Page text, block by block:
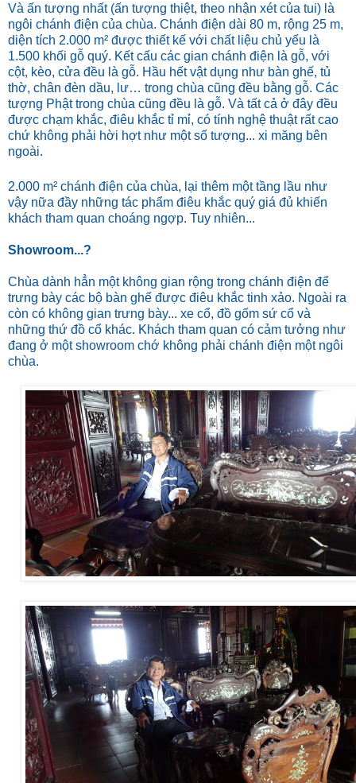
Và ấn tượng nhất (ấn tượng thiệt, theo nhận xét của tui) là
ngôi chánh điện của chùa. Chánh điện dài 80 m, rộng 25 m,
diện tích 2.000 m² được thiết kế với chất liệu chủ yếu là
1.500 khối gỗ quý. Kết cấu các gian chánh điện là gỗ, với
cột, kèo, cửa đều là gỗ. Hầu hết vật dụng như bàn ghế, tủ
thờ, chân đèn dầu, lư… trong chùa cũng đều bằng gỗ. Các
tượng Phật trong chùa cũng đều là gỗ. Và tất cả ở đây đều
được chạm khắc, điêu khắc tỉ mỉ, có tính nghệ thuật rất cao
chứ không phải hời hợt như một số tượng... xi măng bên
ngoài.
2.000 m² chánh điện của chùa, lại thêm một tầng lầu như
vậy nữa đầy những tác phẩm điêu khắc quý giá đủ khiến
khách tham quan choáng ngợp. Tuy nhiên...
Showroom...?
Chùa dành hẳn một không gian rộng trong chánh điện để
trưng bày các bộ bàn ghế được điêu khắc tinh xảo. Ngoài ra
còn có không gian trưng bày... xe cổ, đồ gốm sứ cổ và
những thứ đồ cổ khác. Khách tham quan có cảm tưởng như
đang ở một showroom chớ không phải chánh điện một ngôi
chùa.